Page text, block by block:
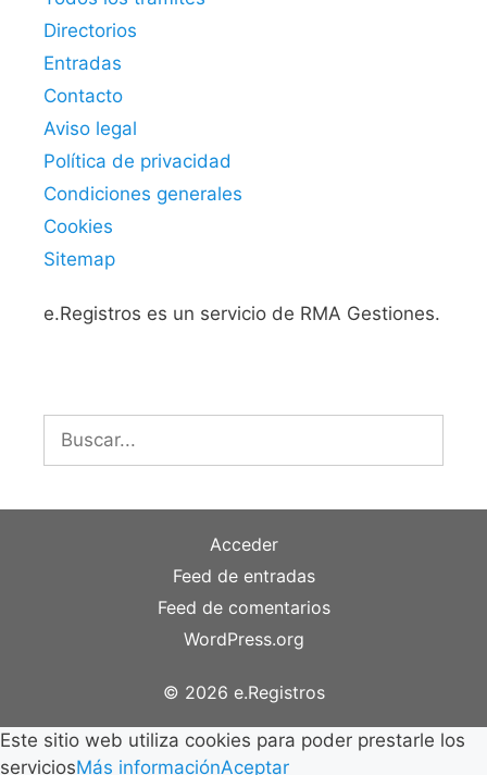
Directorios
Entradas
Contacto
Aviso legal
Política de privacidad
Condiciones generales
Cookies
Sitemap
e.Registros es un servicio de RMA Gestiones.
Buscar:
Acceder
Feed de entradas
Feed de comentarios
WordPress.org
© 2026 e.Registros
Este sitio web utiliza cookies para poder prestarle los
serviciosMás informaciónAceptar